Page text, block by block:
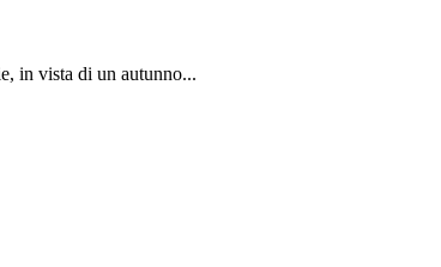
in vista di un autunno...